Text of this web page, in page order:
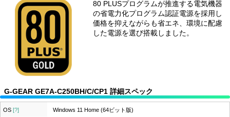
80 PLUSプログラムが推進する電気機器
の省電力化プログラム認証電源を採用し
価格を抑えながらも省エネ、環境に配慮
した電源を選び搭載しました。
G-GEAR GE7A-C250BH/C/CP1 詳細スペック
OS [?] Windows 11 Home (64ビット版)